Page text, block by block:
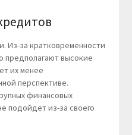
Из-за кратковременности
предполагают высокие
их менее
перспективе.
финансовых
подойдет из-за своего